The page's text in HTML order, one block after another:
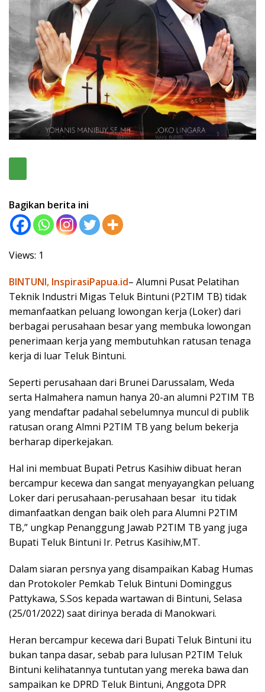
Bagikan berita ini
Views: 1
BINTUNI, InspirasiPapua.id– Alumni Pusat Pelatihan
Teknik Industri Migas Teluk Bintuni (P2TIM TB) tidak
memanfaatkan peluang lowongan kerja (Loker) dari
berbagai perusahaan besar yang membuka lowongan
penerimaan kerja yang membutuhkan ratusan tenaga
kerja di luar Teluk Bintuni.
Seperti perusahaan dari Brunei Darussalam, Weda
serta Halmahera namun hanya 20-an alumni P2TIM TB
yang mendaftar padahal sebelumnya muncul di publik
ratusan orang Almni P2TIM TB yang belum bekerja
berharap diperkejakan.
Hal ini membuat Bupati Petrus Kasihiw dibuat heran
bercampur kecewa dan sangat menyayangkan peluang
Loker dari perusahaan-perusahaan besar itu tidak
dimanfaatkan dengan baik oleh para Alumni P2TIM
TB,” ungkap Penanggung Jawab P2TIM TB yang juga
Bupati Teluk Bintuni Ir. Petrus Kasihiw,MT.
Dalam siaran persnya yang disampaikan Kabag Humas
dan Protokoler Pemkab Teluk Bintuni Dominggus
Pattykawa, S.Sos kepada wartawan di Bintuni, Selasa
(25/01/2022) saat dirinya berada di Manokwari.
Heran bercampur kecewa dari Bupati Teluk Bintuni itu
bukan tanpa dasar, sebab para lulusan P2TIM Teluk
Bintuni kelihatannya tuntutan yang mereka bawa dan
sampaikan ke DPRD Teluk Bintuni, Anggota DPR